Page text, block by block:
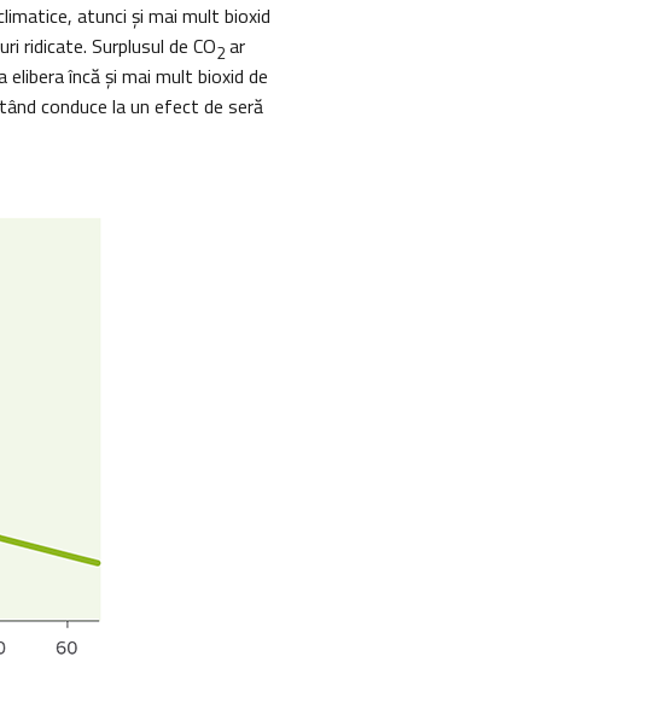
atunci şi mai mult bioxid
ridicate. Surplusul de CO2 ar
încă şi mai mult bioxid de
conduce la un efect de seră